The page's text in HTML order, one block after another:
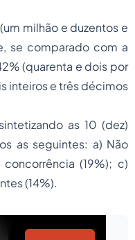
milhão e duzentos e
se comparado com a
(quarenta e dois por
inteiros e três décimos
as 10 (dez)
as seguintes: a) Não
(19%); c)
(14%).